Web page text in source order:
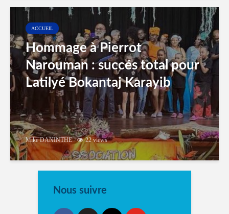
ACCUEIL
Hommage à Pierrot
Narouman : succés total pour
Latilyé Bokantaj Karayib
Mike DANINTHE 22 views
Nous suivre